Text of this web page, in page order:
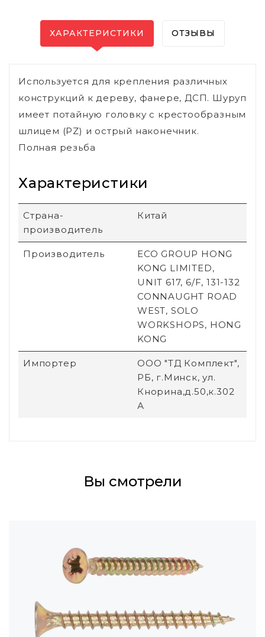
ХАРАКТЕРИСТИКИ ОТЗЫВЫ
Используется для крепления различных
конструкций к дереву, фанере, ДСП. Шуруп
имеет потайную головку с крестообразным
шлицем (PZ) и острый наконечник.
Полная резьба
Характеристики
Страна-
производитель
Китай
Производитель
ECO GROUP HONG
KONG LIMITED,
UNIT 617, 6/F, 131-132
CONNAUGHT ROAD
WEST, SOLO
WORKSHOPS, HONG
KONG
Импортер
ООО "ТД Комплект",
РБ, г.Минск, ул.
Кнорина,д.50,к.302
А
Вы смотрели